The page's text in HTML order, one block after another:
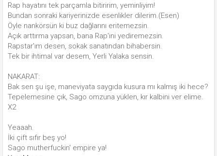
Rap hayatını tek parçamla bitiririm, yeminliyim!
Bundan sonraki kariyerinizde esenlikler dilerim.(Esen)
Öyle nankörsün ki buz dağlarını eritemezsin.
Açık arttırma yapsan, bana Rap'ini yediremezsin.
Rapstar'ım desen, sokak sanatından bihabersin.
Tek bir ihtimal var desem, Yerli Yalaka sensin.
NAKARAT:
Bak sen şu işe, maneviyata saygıda kusura mı kalmış iki hece?
Tepelemesine çık, Sago omzuna yüklen, kır kalbini ver elime.
X2
Yeaaah.
İki çift sıfır beş yo!
Sago mutherfuckin' empire ya!